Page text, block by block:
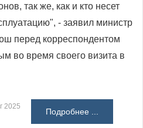
так же, как и кто несет
- заявил министр
перед корреспондентом
во время своего визита в
2025
Подробнее ...